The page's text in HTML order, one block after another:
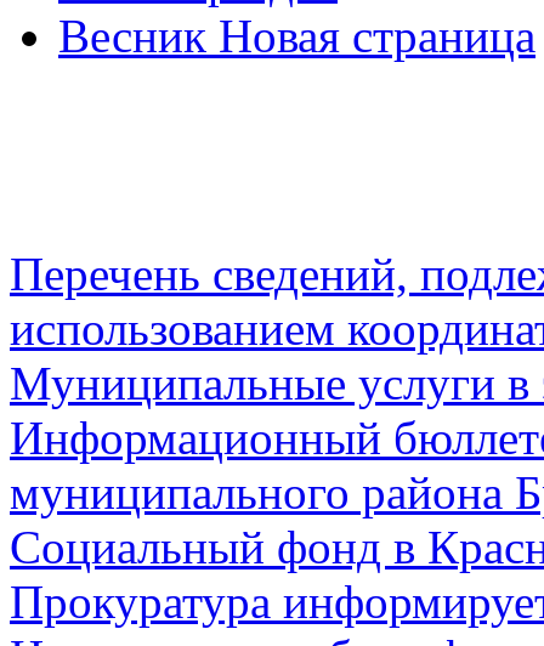
Весник Новая страница
Перечень сведений,
использованием
Муниципальные услуги в
Информационный
муниципального района
Социальный фонд в
Прокуратура